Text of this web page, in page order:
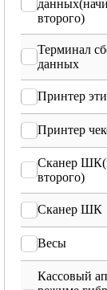
второго)
Терминал
данных
Принтер
Принтер
Сканер
второго)
Сканер ШК
Весы
Кассовый